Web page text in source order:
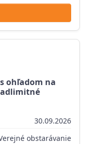
ohľadom na
30.09.2026
obstarávanie